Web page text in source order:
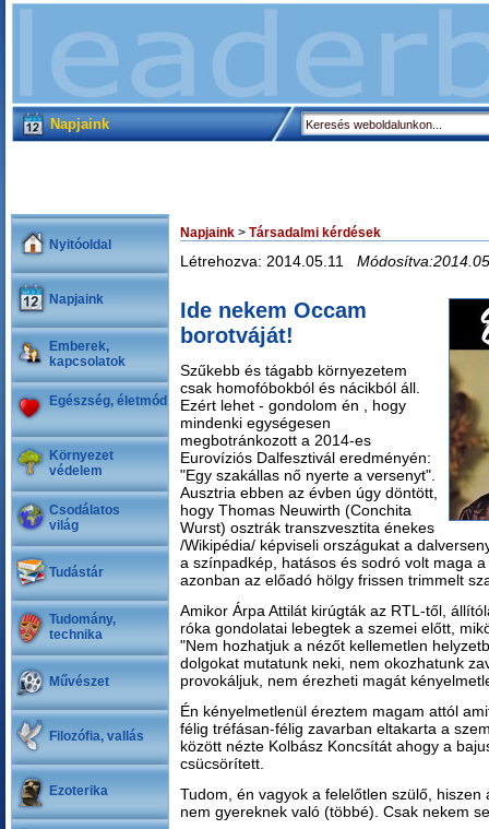
Napjaink
Nyitóoldal
Napjaink
Emberek,
kapcsolatok
Egészség, életmód
Környezet
védelem
Csodálatos
világ
Tudástár
Tudomány,
technika
Művészet
Filozófia, vallás
Ezoterika
Napjaink > Társadalmi kérdések
Létrehozva: 2014.05.11
Ide nekem Occam
borotváját!
Szűkebb és tágabb környezetem
csak homofóbokból és nácikból áll.
Ezért lehet - gondolom én , hogy
mindenki egységesen
megbotránkozott a 2014-es
Eurovíziós Dalfesztivál eredményén:
"Egy szakállas nő nyerte a versenyt".
Ausztria ebben az évben úgy döntött,
hogy Thomas Neuwirth (Conchita
Wurst) osztrák transzvesztita énekes
/Wikipédia/ képviseli országukat a
a színpadkép, hatásos és sodró volt maga
azonban az előadó hölgy frissen trimmelt
Amikor Árpa Attilát kirúgták az RTL-től,
róka gondolatai lebegtek a szemei előtt,
"Nem hozhatjuk a nézőt kellemetlen
dolgokat mutatunk neki, nem okozhatunk
provokáljuk, nem érezheti magát
Én kényelmetlenül éreztem magam attól
félig tréfásan-félig zavarban eltakarta a
között nézte Kolbász Koncsítát ahogy a
csücsörített.
Tudom, én vagyok a felelőtlen szülő, hiszen
nem gyereknek való (többé). Csak nekem